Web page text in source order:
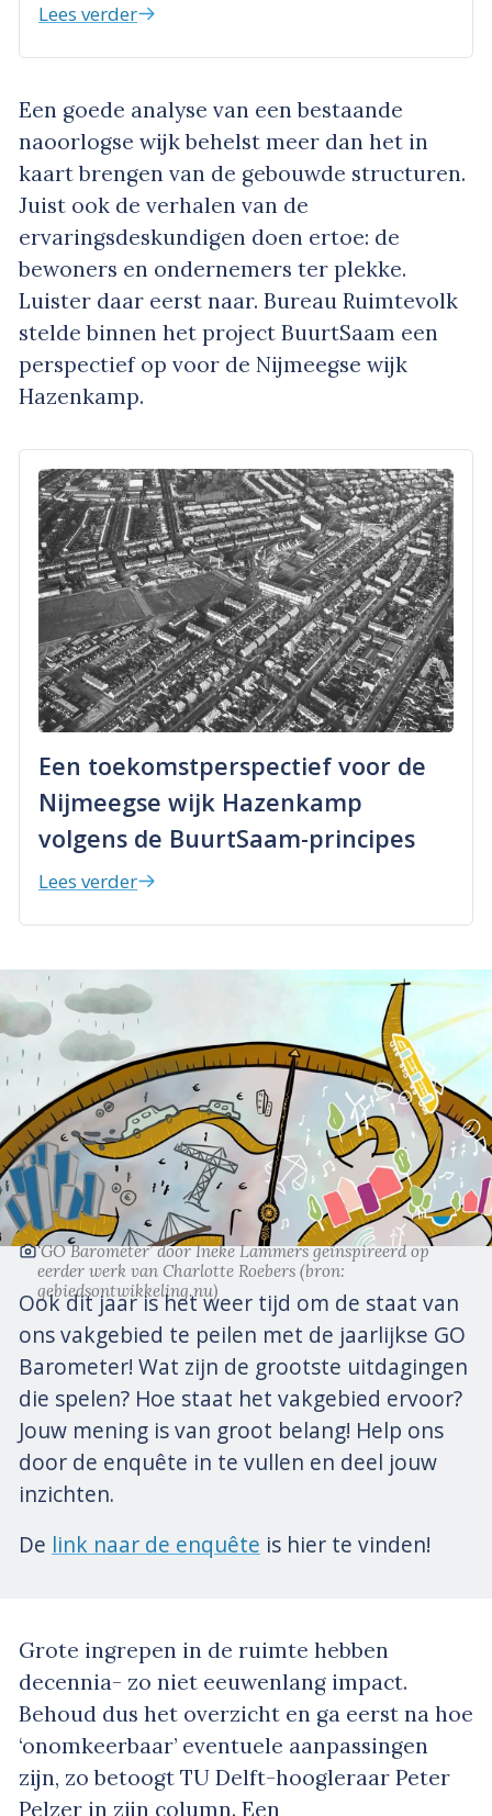
Lees verder
Een goede analyse van een bestaande
naoorlogse wijk behelst meer dan het in
kaart brengen van de gebouwde structuren.
Juist ook de verhalen van de
ervaringsdeskundigen doen ertoe: de
bewoners en ondernemers ter plekke.
Luister daar eerst naar. Bureau Ruimtevolk
stelde binnen het project BuurtSaam een
perspectief op voor de Nijmeegse wijk
Hazenkamp.
Een toekomstperspectief voor de
Nijmeegse wijk Hazenkamp
volgens de BuurtSaam-principes
Lees verder
‘GO Barometer’door Ineke Lammers geïnspireerd op
eerder werk van Charlotte Roebers (bron:
gebiedsontwikkeling.nu)
Ook dit jaar is het weer tijd om de staat van
ons vakgebied te peilen met de jaarlijkse GO
Barometer! Wat zijn de grootste uitdagingen
die spelen? Hoe staat het vakgebied ervoor?
Jouw mening is van groot belang! Help ons
door de enquête in te vullen en deel jouw
inzichten.
De link naar de enquête is hier te vinden!
Grote ingrepen in de ruimte hebben
decennia- zo niet eeuwenlang impact.
Behoud dus het overzicht en ga eerst na hoe
‘onomkeerbaar’ eventuele aanpassingen
zijn, zo betoogt TU Delft-hoogleraar Peter
Pelzer in zijn column. Een